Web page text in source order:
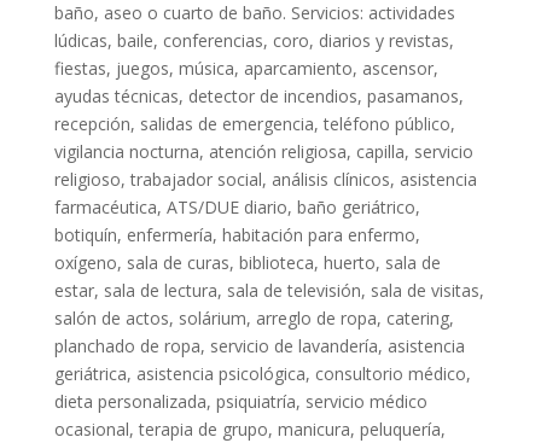
baño, aseo o cuarto de baño. Servicios: actividades
lúdicas, baile, conferencias, coro, diarios y revistas,
fiestas, juegos, música, aparcamiento, ascensor,
ayudas técnicas, detector de incendios, pasamanos,
recepción, salidas de emergencia, teléfono público,
vigilancia nocturna, atención religiosa, capilla, servicio
religioso, trabajador social, análisis clínicos, asistencia
farmacéutica, ATS/DUE diario, baño geriátrico,
botiquín, enfermería, habitación para enfermo,
oxígeno, sala de curas, biblioteca, huerto, sala de
estar, sala de lectura, sala de televisión, sala de visitas,
salón de actos, solárium, arreglo de ropa, catering,
planchado de ropa, servicio de lavandería, asistencia
geriátrica, asistencia psicológica, consultorio médico,
dieta personalizada, psiquiatría, servicio médico
ocasional, terapia de grupo, manicura, peluquería,